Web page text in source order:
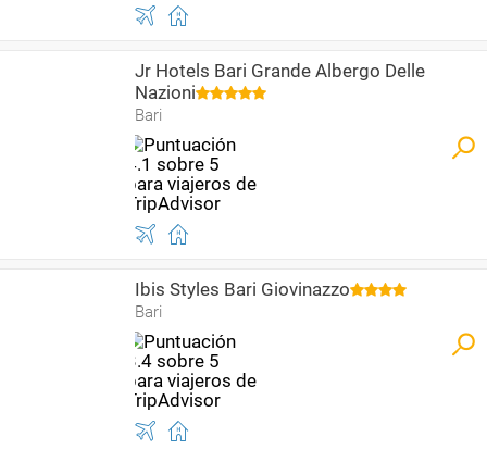
Jr Hotels Bari Grande Albergo Delle
Nazioni
Bari
Ibis Styles Bari Giovinazzo
Bari